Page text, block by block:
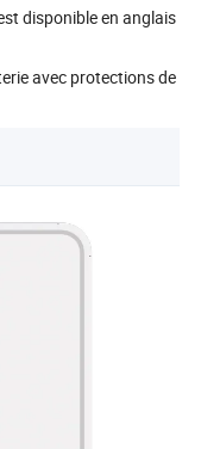
disponible en anglais
avec protections de